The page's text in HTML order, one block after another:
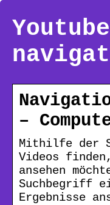
Youtube
–
Mithilfe der
Videos
ansehen
Suchbegriff
Ergebnisse